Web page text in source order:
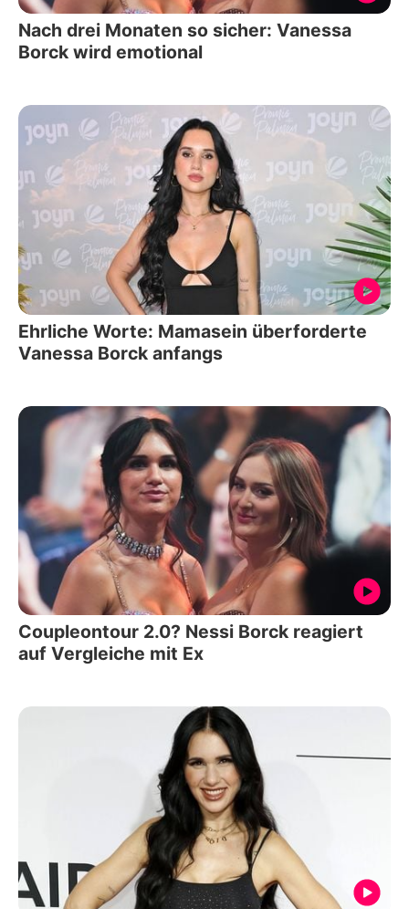
Nach drei Monaten so sicher: Vanessa
Borck wird emotional
Ehrliche Worte: Mamasein überforderte
Vanessa Borck anfangs
Coupleontour 2.0? Nessi Borck reagiert
auf Vergleiche mit Ex